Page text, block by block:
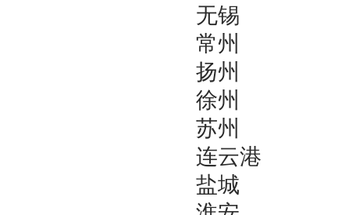
无锡
常州
扬州
徐州
苏州
连云港
盐城